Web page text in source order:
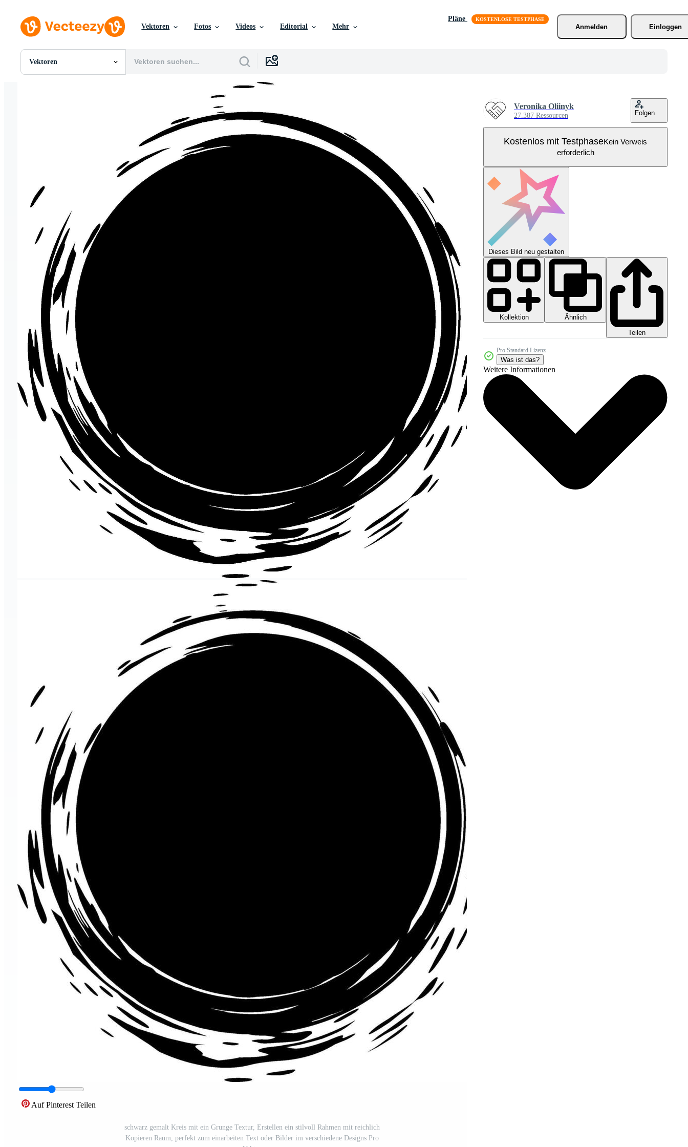
Vektoren Fotos Videos Editorial Mehr
Pläne
Anmelden
Einloggen
Vektoren
Alle Bilder
Redaktionelle Ereignisse
Auf Pinterest Teilen
schwarz gemalt Kreis mit ein Grunge Textur, Erstellen ein stilvoll Rahmen mit reichlich
Kopieren Raum, perfekt zum einarbeiten Text oder Bilder im verschiedene Designs Pro
Veronika Oliinyk
27.387 Ressourcen Folgen
Kostenlos mit TestphaseKein Verweis
erforderlich
Dieses Bild neu gestalten
Kollektion
Ähnlich
Teilen
Pro Standard Lizenz
Was ist das?
Weitere Informationen